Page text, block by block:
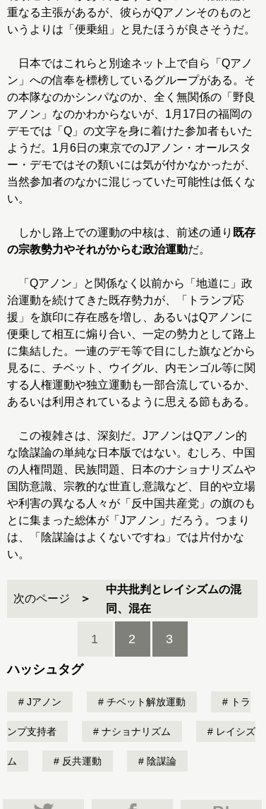
重なる主張があるが、彼らがQアノンそのものと
いうよりは「便乗組」と見たほうが良さそうだ。
日本ではこれらと別途ネット上で自ら「Qアノ
ン」への信奉を標榜しているグループがある。そ
の本隊なのかシンパなのか、全く無関係の「野良
アノン」なのかわからないが、1月17日の福岡の
デモでは「Q」の文字を身に着けた参加者もいた
ようだ。1月6日の東京でのJアノン・オールスタ
ー・デモではその類いには気が付かなかったが、
当然参加者のなかに混じっていた可能性は低くな
い。
しかし路上での運動の中核は、前述の通り 既存
の宗教勢力やそれがからむ政治運動だ。
「Qアノン」と関係なく以前から「地道に」政
治運動を続けてきた既存勢力が、「トランプ応
援」を旗印に存在感を増し、あるいはQアノンに
便乗して相互に煽り合い、一定の勢力として路上
に集結した。一連のデモ等で目にした旗などから
見るに、チベット、ウイグル、内モンゴル等に関
する人権運動や独立運動も一部合流しているか、
あるいは利用されているように思える節もある。
この複雑さは、深刻だ。JアノンはQアノン的
な陰謀論の単純な日本版ではない。むしろ、中国
の人権問題、民族問題、日本のナショナリズムや
国防意識、宗教的な世直し意識など、目的や立場
や利害の異なる人々が「反中国共産党」の旗のも
とに集まった総体が「Jアノン」だろう。つまり
は、「陰謀論はよくないですね」では片付かな
い。
次のページ
中共批判とレイシズムの混
同、混在
1 2 3
ハッシュタグ
Jアノン チベット解放運動 トラ
ンプ支持者 ナショナリズム レイシズ
ム 反共運動 陰謀論